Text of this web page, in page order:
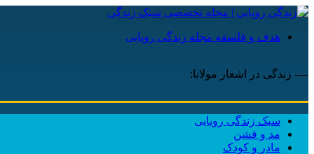
هدف و فلسفه مجله زندگی رویایی
---- زندگی در اشعار مولانا:
سبک زندگی رویایی
مد و فشن
مادر و کودک